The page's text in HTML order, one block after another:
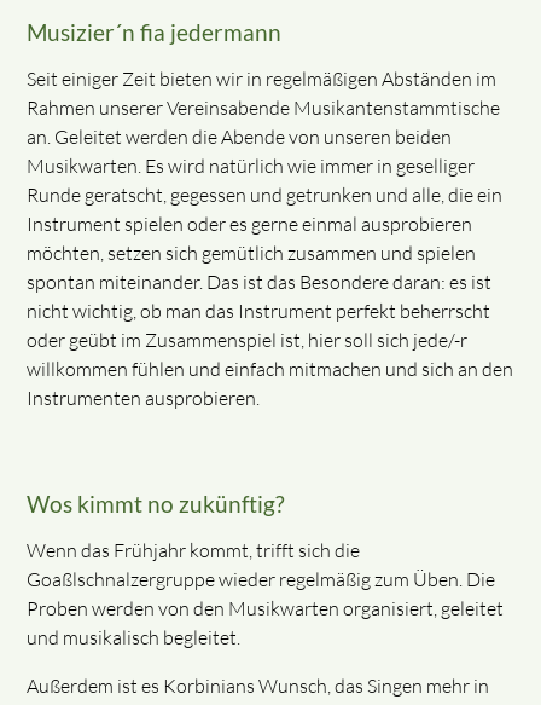
Musizier´n fia jedermann
Seit einiger Zeit bieten wir in regelmäßigen Abständen im
Rahmen unserer Vereinsabende Musikantenstammtische
an. Geleitet werden die Abende von unseren beiden
Musikwarten. Es wird natürlich wie immer in geselliger
Runde geratscht, gegessen und getrunken und alle, die ein
Instrument spielen oder es gerne einmal ausprobieren
möchten, setzen sich gemütlich zusammen und spielen
spontan miteinander. Das ist das Besondere daran: es ist
nicht wichtig, ob man das Instrument perfekt beherrscht
oder geübt im Zusammenspiel ist, hier soll sich jede/-r
willkommen fühlen und einfach mitmachen und sich an den
Instrumenten ausprobieren.
Wos kimmt no zukünftig?
Wenn das Frühjahr kommt, trifft sich die
Goaßlschnalzergruppe wieder regelmäßig zum Üben. Die
Proben werden von den Musikwarten organisiert, geleitet
und musikalisch begleitet.
Außerdem ist es Korbinians Wunsch, das Singen mehr in